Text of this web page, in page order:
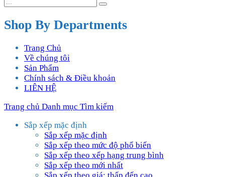
Shop By Departments
Trang Chủ
Về chúng tôi
Sản Phẩm
Chính sách & Điều khoản
LIÊN HỆ
Trang chủ Danh mục Tìm kiếm
Sắp xếp mặc định
Sắp xếp mặc định
Sắp xếp theo mức độ phổ biến
Sắp xếp theo xếp hạng trung bình
Sắp xếp theo mới nhất